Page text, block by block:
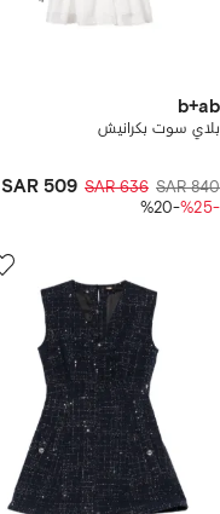
b+ab
بلاي سوت بكرانيش
SAR 840
SAR 636
SAR 509
-%25
-%20